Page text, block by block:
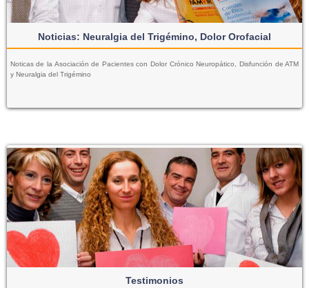
Noticias: Neuralgia del Trigémino, Dolor Orofacial
Noticas de la Asociación de Pacientes con Dolor Crónico Neuropático, Disfunción de ATM
y Neuralgia del Trigémino
Testimonios